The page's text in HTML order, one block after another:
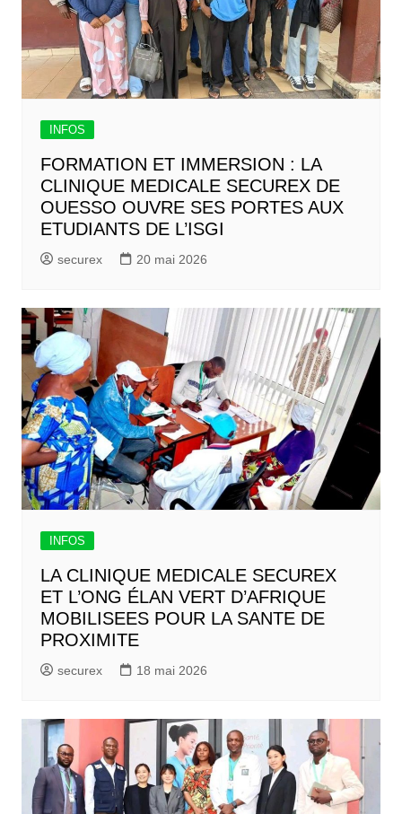
INFOS
FORMATION ET IMMERSION : LA
CLINIQUE MEDICALE SECUREX DE
OUESSO OUVRE SES PORTES AUX
ETUDIANTS DE L’ISGI
securex 20 mai 2026
INFOS
LA CLINIQUE MEDICALE SECUREX
ET L’ONG ÉLAN VERT D’AFRIQUE
MOBILISEES POUR LA SANTE DE
PROXIMITE
securex 18 mai 2026